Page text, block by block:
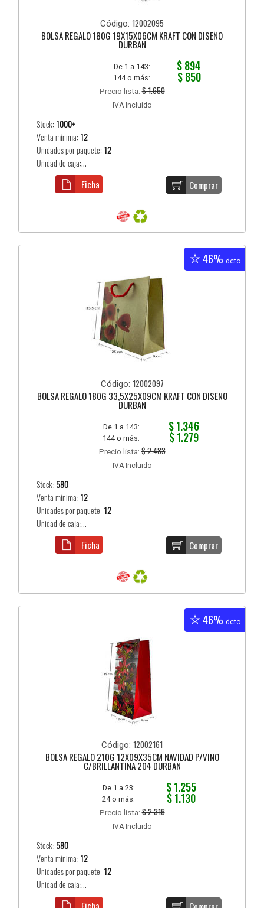
Código: 12002095
BOLSA REGALO 180G 19X15X06CM KRAFT CON DISEÑO
DURBAN
De 1 a 143: $ 894
144 o más: $ 850
Precio lista:$ 1.650
IVA Incluido
Stock: 1000+
Venta mínima: 12
Unidades por paquete: 12
Unidad de caja:...
Comprar
Ficha
46% dcto
Código: 12002097
BOLSA REGALO 180G 33,5X25X09CM KRAFT CON DISEÑO
DURBAN
De 1 a 143: $ 1.346
144 o más: $ 1.279
Precio lista:$ 2.483
IVA Incluido
Stock: 580
Venta mínima: 12
Unidades por paquete: 12
Unidad de caja:...
Comprar
Ficha
46% dcto
Código: 12002161
BOLSA REGALO 210G 12X09X35CM NAVIDAD P/VINO
C/BRILLANTINA 204 DURBAN
De 1 a 23: $ 1.255
24 o más: $ 1.130
Precio lista:$ 2.316
IVA Incluido
Stock: 580
Venta mínima: 12
Unidades por paquete: 12
Unidad de caja:...